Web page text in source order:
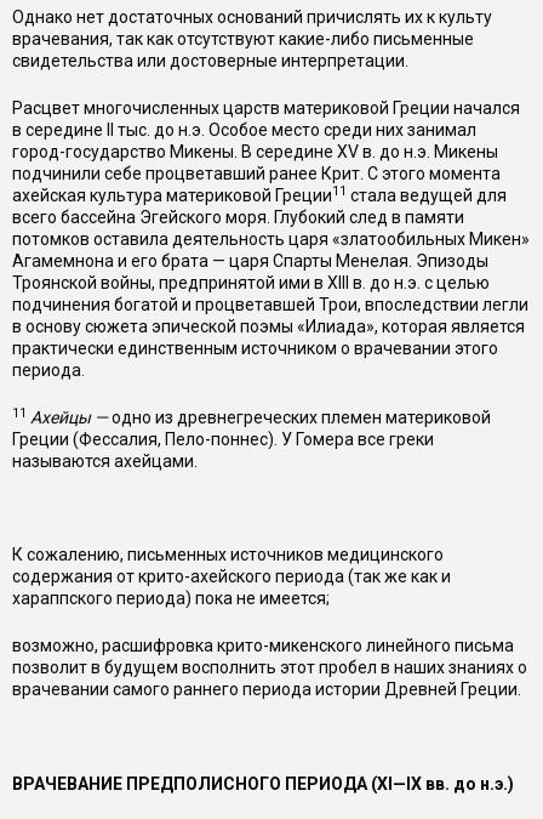
Однако нет достаточных оснований причислять их к культу
врачевания, так как отсутствуют какие-либо письменные
свидетельства или достоверные интерпретации.
Расцвет многочисленных царств материковой Греции начался
в середине II тыс. до н.э. Особое место среди них занимал
город-государство Микены. В середине XV в. до н.э. Микены
подчинили себе процветавший ранее Крит. С этого момента
ахейская культура материковой Греции11 стала ведущей для
всего бассейна Эгейского моря. Глубокий след в памяти
потомков оставила де­ятельность царя «златообильных Микен»
Агамемнона и его брата — царя Спарты Менелая. Эпизоды
Троянской войны, предпринятой ими в XIII в. до н.э. с целью
подчинения богатой и процветавшей Трои, впоследствии легли
в осно­ву сюжета эпической поэмы «Илиада», которая является
практически единст­венным источником о врачевании этого
периода.
11 Ахейцы —одно из древнегреческих племен материковой
Греции (Фессалия, Пело-поннес). У Гомера все греки
называются ахейцами.
К сожалению, письменных источников медицинского
содержания от крито-ахейского периода (так же как и
хараппского периода) пока не имеется;
возможно, расшифровка крито-микенского линейного письма
позволит в бу­дущем восполнить этот пробел в наших знаниях о
врачевании самого раннего периода истории Древней Греции.
ВРАЧЕВАНИЕ ПРЕДПОЛИСНОГО ПЕРИОДА (XI—IX вв. до н.э.)